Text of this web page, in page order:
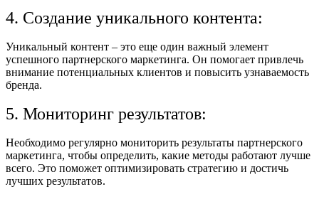
4. Создание уникального контента:
Уникальный контент – это еще один важный элемент
успешного партнерского маркетинга. Он помогает привлечь
внимание потенциальных клиентов и повысить узнаваемость
бренда.
5. Мониторинг результатов:
Необходимо регулярно мониторить результаты партнерского
маркетинга, чтобы определить, какие методы работают лучше
всего. Это поможет оптимизировать стратегию и достичь
лучших результатов.